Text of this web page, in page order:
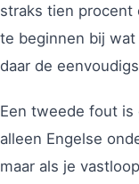
straks tien procent
te beginnen bij
daar de
Een tweede fout
alleen Engelse
maar als je